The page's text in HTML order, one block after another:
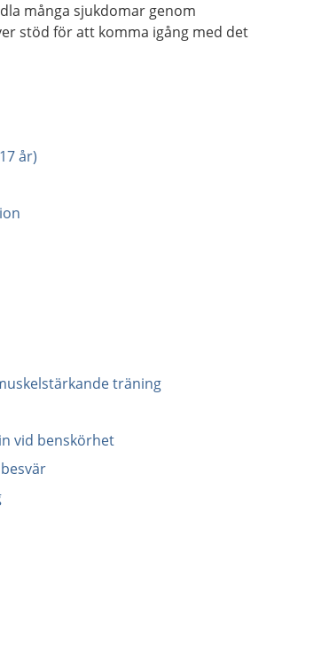
många sjukdomar genom
stöd för att komma igång med det
år)
träning
vid benskörhet